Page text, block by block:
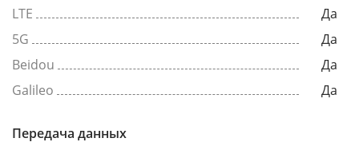
LTE
Да
5G
Да
Beidou
Да
Galileo
Да
Передача данных